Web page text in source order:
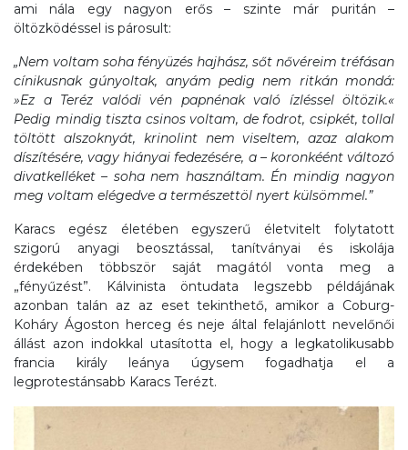
ami nála egy nagyon erős – szinte már puritán –
öltözködéssel is párosult:
„Nem voltam soha fényüzés hajhász, sőt nővéreim tréfásan
cínikusnak gúnyoltak, anyám pedig nem ritkán mondá:
»Ez a Teréz valódi vén papnénak való ízléssel öltözik.«
Pedig mindig tiszta csinos voltam, de fodrot, csipkét, tollal
töltött alszoknyát, krinolint nem viseltem, azaz alakom
díszítésére, vagy hiányai fedezésére, a – koronkéént változó
divatkelléket – soha nem használtam. Én mindig nagyon
meg voltam elégedve a természettöl nyert külsömmel.”
Karacs egész életében egyszerű életvitelt folytatott
szigorú anyagi beosztással, tanítványai és iskolája
érdekében többször saját magától vonta meg a
„fényűzést”. Kálvinista öntudata legszebb példájának
azonban talán az az eset tekinthető, amikor a Coburg-
Koháry Ágoston herceg és neje által felajánlott nevelőnői
állást azon indokkal utasította el, hogy a legkatolikusabb
francia király leánya úgysem fogadhatja el a
legprotestánsabb Karacs Terézt.